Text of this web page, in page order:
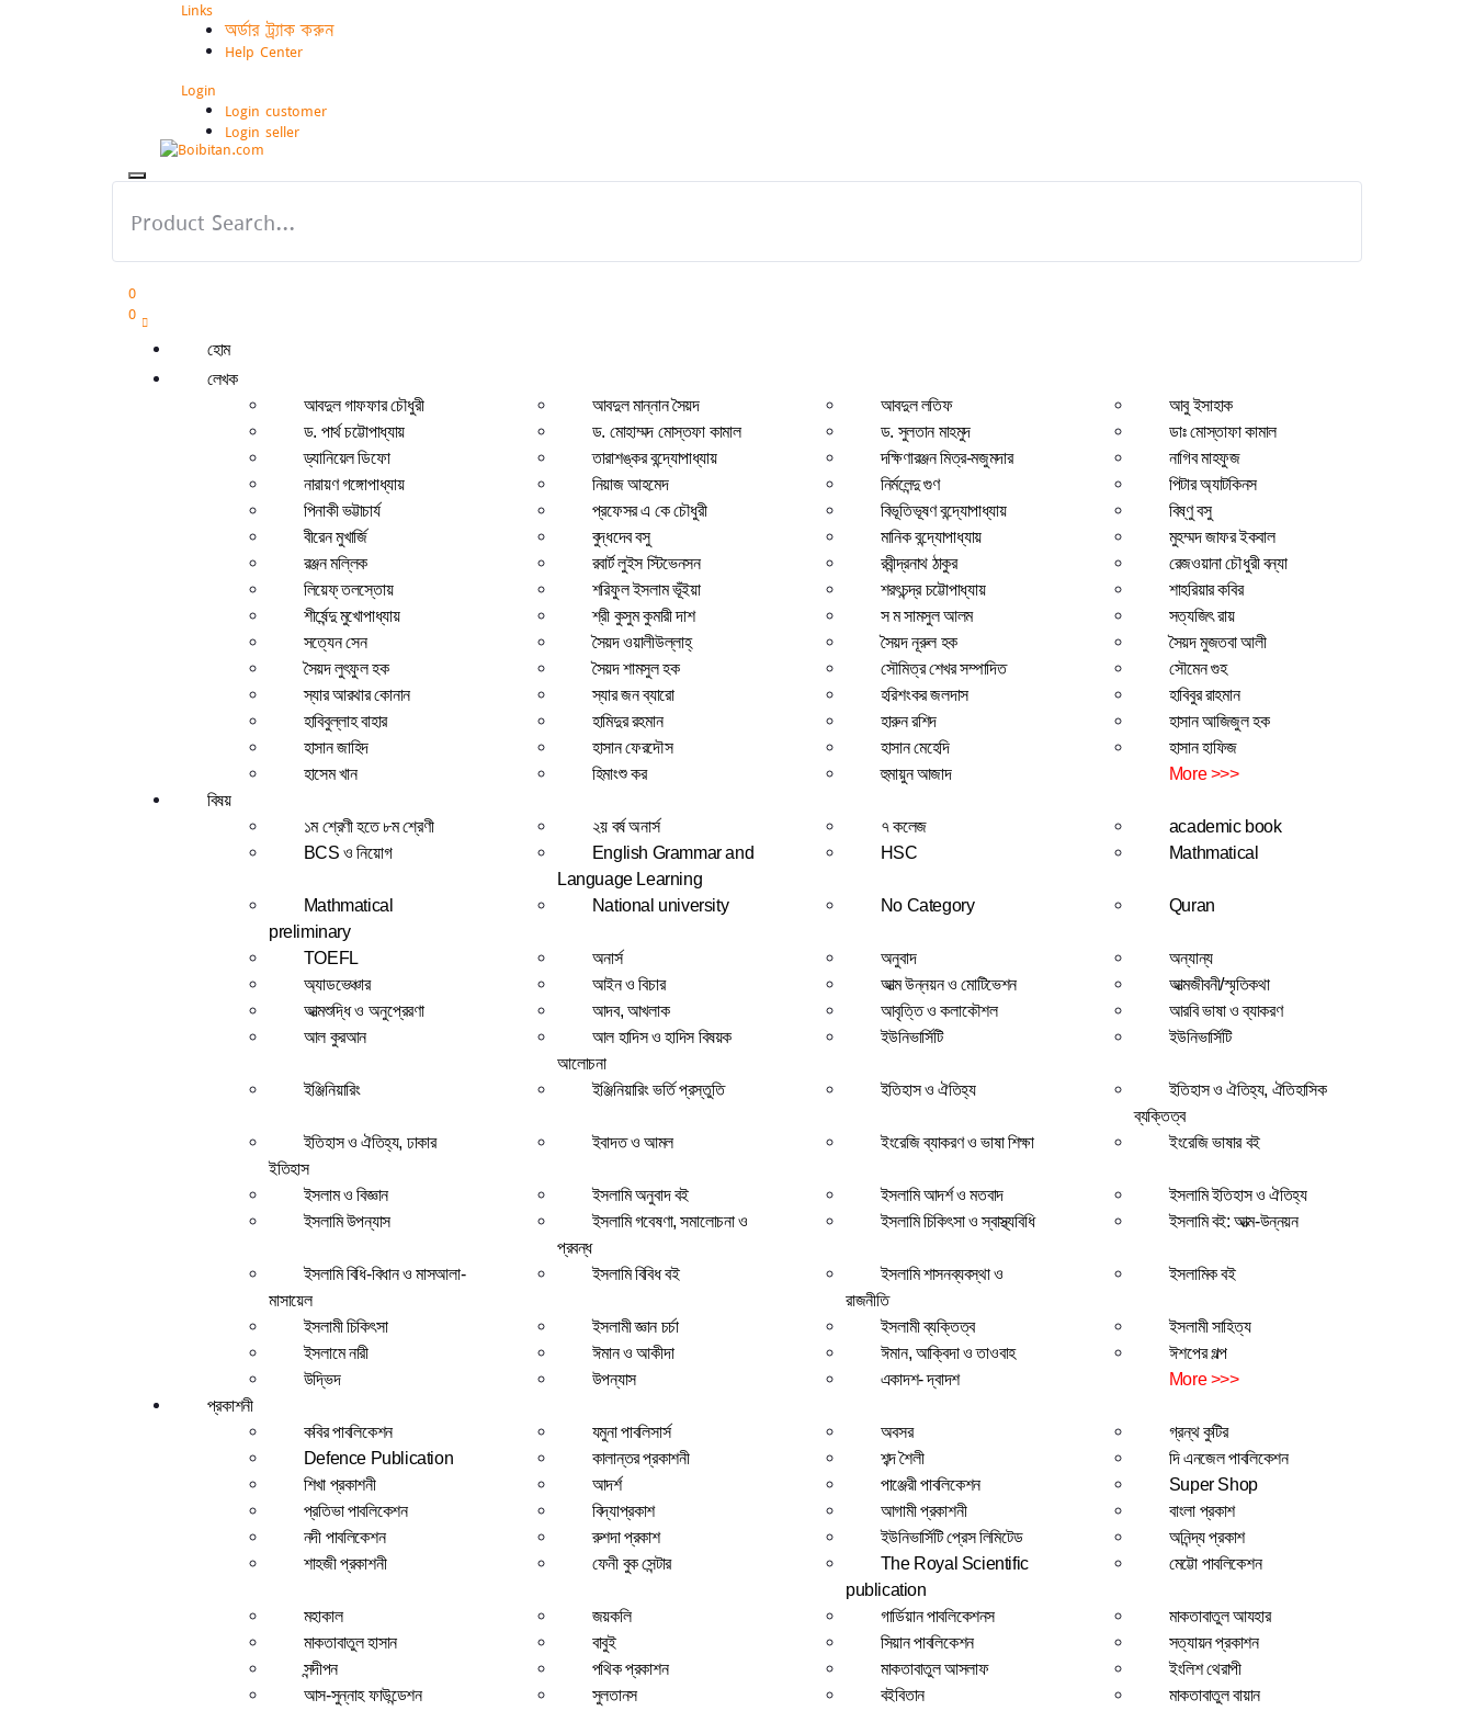
Links
অর্ডার ট্র্যাক করুন
Help Center
Login
Login customer
Login seller
0
0
হোম
লেখক
আবদুল গাফফার চৌধুরী
আবদুল মান্নান সৈয়দ আবদুল লতিফ
আবু ইসাহাক
ড. পার্থ চট্টোপাধ্যায়
ড. মোহাম্মদ মোস্তফা কামাল ড. সুলতান মাহমুদ
ডাঃ মোস্তাফা কামাল
ড্যানিয়েল ডিফো
তারাশঙ্কর বন্দ্যোপাধ্যায় দক্ষিণারঞ্জন মিত্র-মজুমদার
নাগিব মাহফুজ
নারায়ণ গঙ্গোপাধ্যায়
নিয়াজ আহমেদ নির্মলেন্দু গুণ
পিটার অ্যাটকিনস
পিনাকী ভট্টাচার্য
প্রফেসর এ কে চৌধুরী বিভূতিভূষণ বন্দ্যোপাধ্যায়
বিষ্ণু বসু
বীরেন মুখার্জি
বুদ্ধদেব বসু মানিক বন্দ্যোপাধ্যায়
মুহম্মদ জাফর ইকবাল
রঞ্জন মল্লিক
রবার্ট লুইস স্টিভেনসন রবীন্দ্রনাথ ঠাকুর
রেজওয়ানা চৌধুরী বন্যা
লিয়েফ্ তলস্তোয়
শরিফুল ইসলাম ভূঁইয়া শরৎচন্দ্র চট্টোপাধ্যায়
শাহরিয়ার কবির
শীর্ষেন্দু মুখোপাধ্যায়
শ্রী কুসুম কুমারী দাশ স ম সামসুল আলম
সত্যজিৎ রায়
সত্যেন সেন
সৈয়দ ওয়ালীউল্লাহ্ সৈয়দ নূরুল হক
সৈয়দ মুজতবা আলী
সৈয়দ লুৎফুল হক
সৈয়দ শামসুল হক সৌমিত্র শেখর সম্পাদিত
সৌমেন গুহ
স্যার আরথার কোনান
স্যার জন ব্যারো হরিশংকর জলদাস
হাবিবুর রাহমান
হাবিবুল্লাহ বাহার
হামিদুর রহমান হারুন রশিদ
হাসান আজিজুল হক
হাসান জাহিদ
হাসান ফেরদৌস হাসান মেহেদি
হাসান হাফিজ
হাসেম খান
হিমাংশু কর হুমায়ুন আজাদ
More >>>
বিষয়
১ম শ্রেণী হতে ৮ম শ্রেণী
২য় বর্ষ অনার্স ৭ কলেজ
academic book
BCS ও নিয়োগ
English Grammar and
Language Learning
HSC Mathmatical
Mathmatical
preliminary
National university No Category Quran
TOEFL অনার্স অনুবাদ
অন্যান্য
অ্যাডভেঞ্চার
আইন ও বিচার আত্ম উন্নয়ন ও মোটিভেশন
আত্মজীবনী/স্মৃতিকথা
আত্মশুদ্ধি ও অনুপ্রেরণা
আদব, আখলাক আবৃত্তি ও কলাকৌশল
আরবি ভাষা ও ব্যাকরণ
আল কুরআন
আল হাদিস ও হাদিস বিষয়ক
আলোচনা
ইউনিভার্সিটি ইউনিভার্সিটি
ইঞ্জিনিয়ারিং ইঞ্জিনিয়ারিং ভর্তি প্রস্তুতি ইতিহাস ও ঐতিহ্য
ইতিহাস ও ঐতিহ্য, ঐতিহাসিক
ব্যক্তিত্ব
ইতিহাস ও ঐতিহ্য, ঢাকার
ইতিহাস
ইবাদত ও আমল ইংরেজি ব্যাকরণ ও ভাষা শিক্ষা ইংরেজি ভাষার বই
ইসলাম ও বিজ্ঞান ইসলামি অনুবাদ বই ইসলামি আদর্শ ও মতবাদ
ইসলামি ইতিহাস ও ঐতিহ্য
ইসলামি উপন্যাস
ইসলামি গবেষণা, সমালোচনা ও
প্রবন্ধ
ইসলামি চিকিৎসা ও স্বাস্থ্যবিধি ইসলামি বই: আত্ম-উন্নয়ন
ইসলামি বিধি-বিধান ও মাসআলা-
মাসায়েল
ইসলামি বিবিধ বই
ইসলামি শাসনব্যবস্থা ও
রাজনীতি
ইসলামিক বই
ইসলামী চিকিৎসা ইসলামী জ্ঞান চর্চা ইসলামী ব্যক্তিত্ব
ইসলামী সাহিত্য
ইসলামে নারী
ঈমান ও আকীদা ঈমান, আক্বিদা ও তাওবাহ
ঈশপের গল্প
উদ্ভিদ
উপন্যাস একাদশ- দ্বাদশ
More >>>
প্রকাশনী
কবির পাবলিকেশন
যমুনা পাবলিসার্স অবসর
গ্রন্থ কুটির
Defence Publication
কালান্তর প্রকাশনী শব্দ শৈলী
দি এনজেল পাবলিকেশন
শিখা প্রকাশনী
আদর্শ পাঞ্জেরী পাবলিকেশন
Super Shop
প্রতিভা পাবলিকেশন
বিদ্যাপ্রকাশ আগামী প্রকাশনী
বাংলা প্রকাশ
নদী পাবলিকেশন
রুশদা প্রকাশ ইউনিভার্সিটি প্রেস লিমিটেড
অনিন্দ্য প্রকাশ
শাহজী প্রকাশনী
ফেনী বুক সেন্টার
The Royal Scientific
publication
মেট্টো পাবলিকেশন
মহাকাল জয়কলি গার্ডিয়ান পাবলিকেশনস
মাকতাবাতুল আযহার
মাকতাবাতুল হাসান
বাবুই সিয়ান পাবলিকেশন
সত্যায়ন প্রকাশন
সন্দীপন
পথিক প্রকাশন মাকতাবাতুল আসলাফ
ইংলিশ থেরাপী
আস-সুন্নাহ ফাউন্ডেশন
সুলতানস বইবিতান
মাকতাবাতুল বায়ান